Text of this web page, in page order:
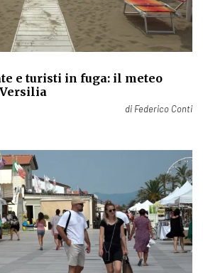
e turisti in fuga: il meteo
di Federico Conti